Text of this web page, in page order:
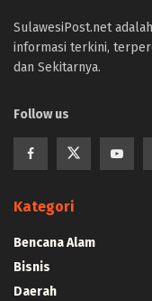
SulawesiPost.net
informasi terkini,
dan Sekitarnya.
Follow us
Kategori
Bencana Alam
Bisnis
Daerah